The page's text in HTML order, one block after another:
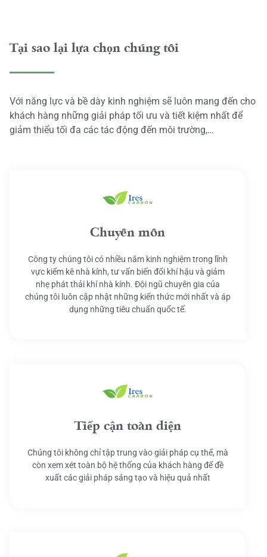
Tại sao lại lựa chọn chúng tôi
Với năng lực và bề dày kinh nghiệm sẽ luôn mang đến cho
khách hàng những giải pháp tối ưu và tiết kiệm nhất để
giảm thiểu tối đa các tác động đến môi trường,…
Chuyên môn
Công ty chúng tôi có nhiều năm kinh nghiệm trong lĩnh
vực kiểm kê nhà kính, tư vấn biến đổi khí hậu và giảm
nhẹ phát thải khí nhà kính. Đội ngũ chuyên gia của
chúng tôi luôn cập nhật những kiến thức mới nhất và áp
dụng những tiêu chuẩn quốc tế.
Tiếp cận toàn diện
Chúng tôi không chỉ tập trung vào giải pháp cụ thể, mà
còn xem xét toàn bộ hệ thống của khách hàng để đề
xuất các giải pháp sáng tạo và hiệu quả nhất